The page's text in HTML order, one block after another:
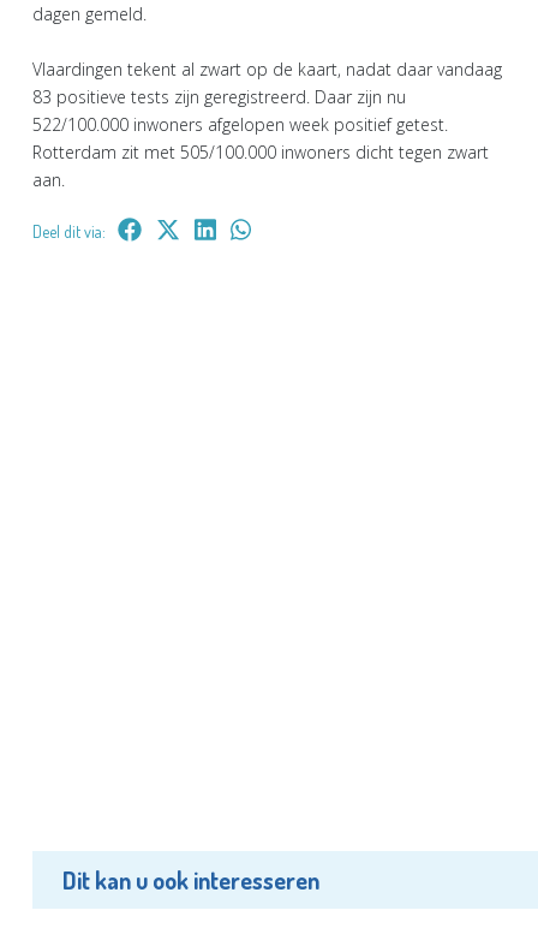
dagen gemeld.
Vlaardingen tekent al zwart op de kaart, nadat daar vandaag
83 positieve tests zijn geregistreerd. Daar zijn nu
522/100.000 inwoners afgelopen week positief getest.
Rotterdam zit met 505/100.000 inwoners dicht tegen zwart
aan.
Deel dit via:
Dit kan u ook interesseren